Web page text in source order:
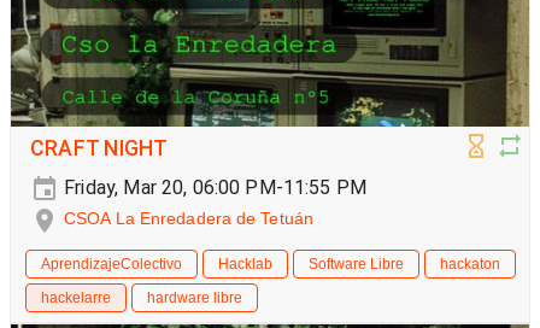
CRAFT NIGHT
Friday, Mar 20, 06:00 PM-11:55 PM
CSOA La Enredadera de Tetuán
AprendizajeColectivo Hacklab Software Libre
hackaton
hackelarre
hardware libre